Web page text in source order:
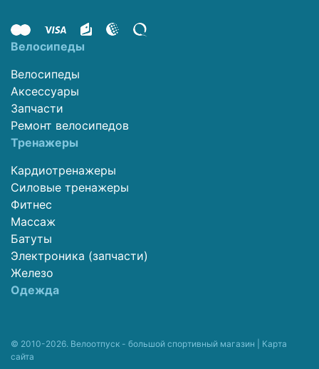
Велосипеды
Велосипеды
Аксессуары
Запчасти
Ремонт велосипедов
Тренажеры
Кардиотренажеры
Силовые тренажеры
Фитнес
Массаж
Батуты
Электроника (запчасти)
Железо
Одежда
© 2010-2026. Велоотпуск - большой спортивный магазин | Карта
сайта